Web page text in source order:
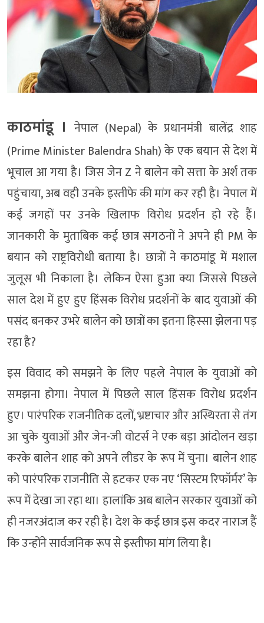
काठमांडू । नेपाल (Nepal) के प्रधानमंत्री बालेंद्र शाह
(Prime Minister Balendra Shah) के एक बयान से देश में
भूचाल आ गया है। जिस जेन Z ने बालेन को सत्ता के अर्श तक
पहुंचाया, अब वही उनके इस्तीफे की मांग कर रही है। नेपाल में
कई जगहों पर उनके खिलाफ विरोध प्रदर्शन हो रहे हैं।
जानकारी के मुताबिक कई छात्र संगठनों ने अपने ही PM के
बयान को राष्ट्रविरोधी बताया है। छात्रों ने काठमांडू में मशाल
जुलूस भी निकाला है। लेकिन ऐसा हुआ क्या जिससे पिछले
साल देश में हुए हुए हिंसक विरोध प्रदर्शनों के बाद युवाओं की
पसंद बनकर उभरे बालेन को छात्रों का इतना हिस्सा झेलना पड़
रहा है?
इस विवाद को समझने के लिए पहले नेपाल के युवाओं को
समझना होगा। नेपाल में पिछले साल हिंसक विरोध प्रदर्शन
हुए। पारंपरिक राजनीतिक दलों, भ्रष्टाचार और अस्थिरता से तंग
आ चुके युवाओं और जेन-जी वोटर्स ने एक बड़ा आंदोलन खड़ा
करके बालेन शाह को अपने लीडर के रूप में चुना। बालेन शाह
को पारंपरिक राजनीति से हटकर एक नए ‘सिस्टम रिफॉर्मर’ के
रूप में देखा जा रहा था। हालांकि अब बालेन सरकार युवाओं को
ही नजरअंदाज कर रही है। देश के कई छात्र इस कदर नाराज हैं
कि उन्होंने सार्वजनिक रूप से इस्तीफा मांग लिया है।